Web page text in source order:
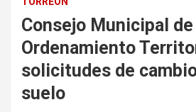
Consejo Municipal de
Ordenamiento
solicitudes de
suelo